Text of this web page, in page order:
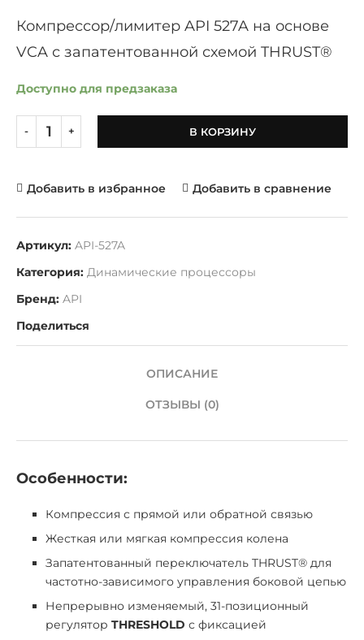
Компрессор/лимитер API 527A на основе
VCA с запатентованной схемой THRUST®
Доступно для предзаказа
В КОРЗИНУ
Добавить в избранное Добавить в сравнение
Артикул: API-527A
Категория: Динамические процессоры
Бренд: API
Поделиться
ОПИСАНИЕ
ОТЗЫВЫ (0)
Особенности:
Компрессия с прямой или обратной связью
Жесткая или мягкая компрессия колена
Запатентованный переключатель THRUST® для
частотно-зависимого управления боковой цепью
Непрерывно изменяемый, 31-позиционный
регулятор THRESHOLD с фиксацией